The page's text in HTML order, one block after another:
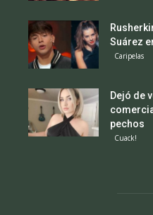
Suárez
Caripelas
Dejó de
pechos
Cuack!